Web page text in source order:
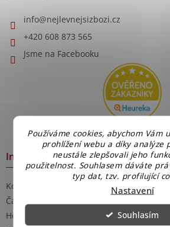
Používáme cookies, abychom Vám
prohlížení webu a díky analýze
neustále zlepšovali jeho
použitelnost. Souhlasem dáváte
typ dat, tzv. profilující
Nastavení
Souhlasím
info@nejlevnejsizbozi.cz
+420 608 873 565
Jsme na Facebooku
Informace pro Vás
Kontakty
Časté dotazy
Hodnocení obchodu